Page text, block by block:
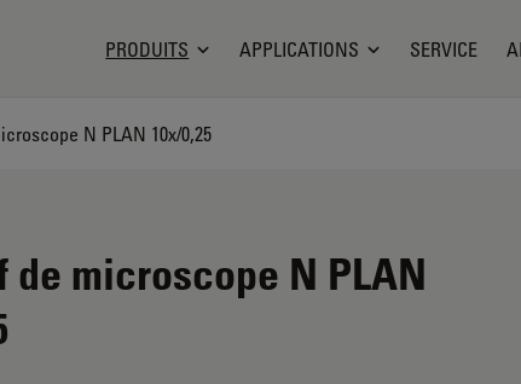
Logo
PRODUITS APPLICATIONS SERVICE
N PLAN 10x/0,25
de microscope N PLAN